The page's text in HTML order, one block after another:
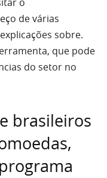
de várias
sobre.
que pode
do setor no
brasileiros